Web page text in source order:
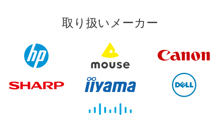
取り扱いメーカー